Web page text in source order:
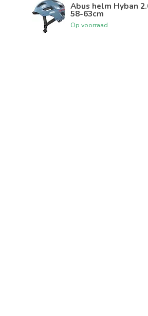
Abus helm Hyban
58-63cm
Op voorraad